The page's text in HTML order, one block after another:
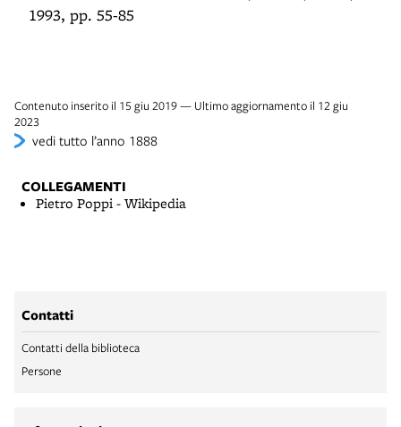
1993, pp. 55-85
Contenuto inserito il 15 giu 2019 — Ultimo aggiornamento il 12 giu
2023
vedi tutto l’anno 1888
COLLEGAMENTI
Pietro Poppi - Wikipedia
Contatti
Contatti della biblioteca
Persone